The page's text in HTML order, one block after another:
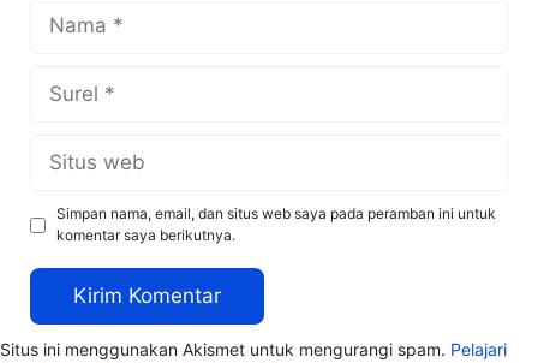
web
Simpan nama, email, dan situs web saya pada peramban ini untuk
komentar saya berikutnya.
Situs ini menggunakan Akismet untuk mengurangi spam. Pelajari